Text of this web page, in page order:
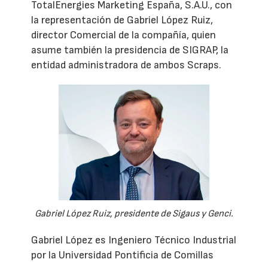
TotalEnergies Marketing España, S.A.U., con
la representación de Gabriel López Ruiz,
director Comercial de la compañía, quien
asume también la presidencia de SIGRAP, la
entidad administradora de ambos Scraps.
Gabriel López Ruiz, presidente de Sigaus y Genci.
Gabriel López es Ingeniero Técnico Industrial
por la Universidad Pontificia de Comillas